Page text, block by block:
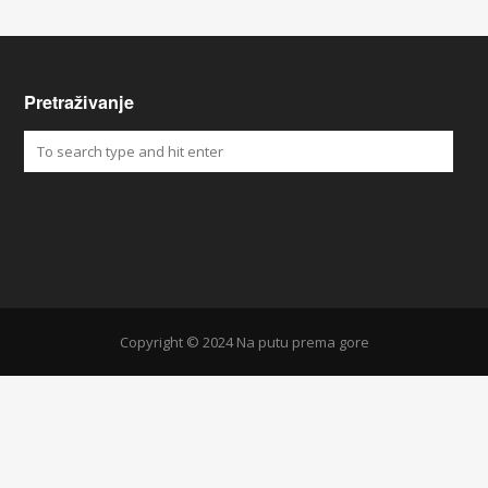
Pretraživanje
Copyright © 2024 Na putu prema gore